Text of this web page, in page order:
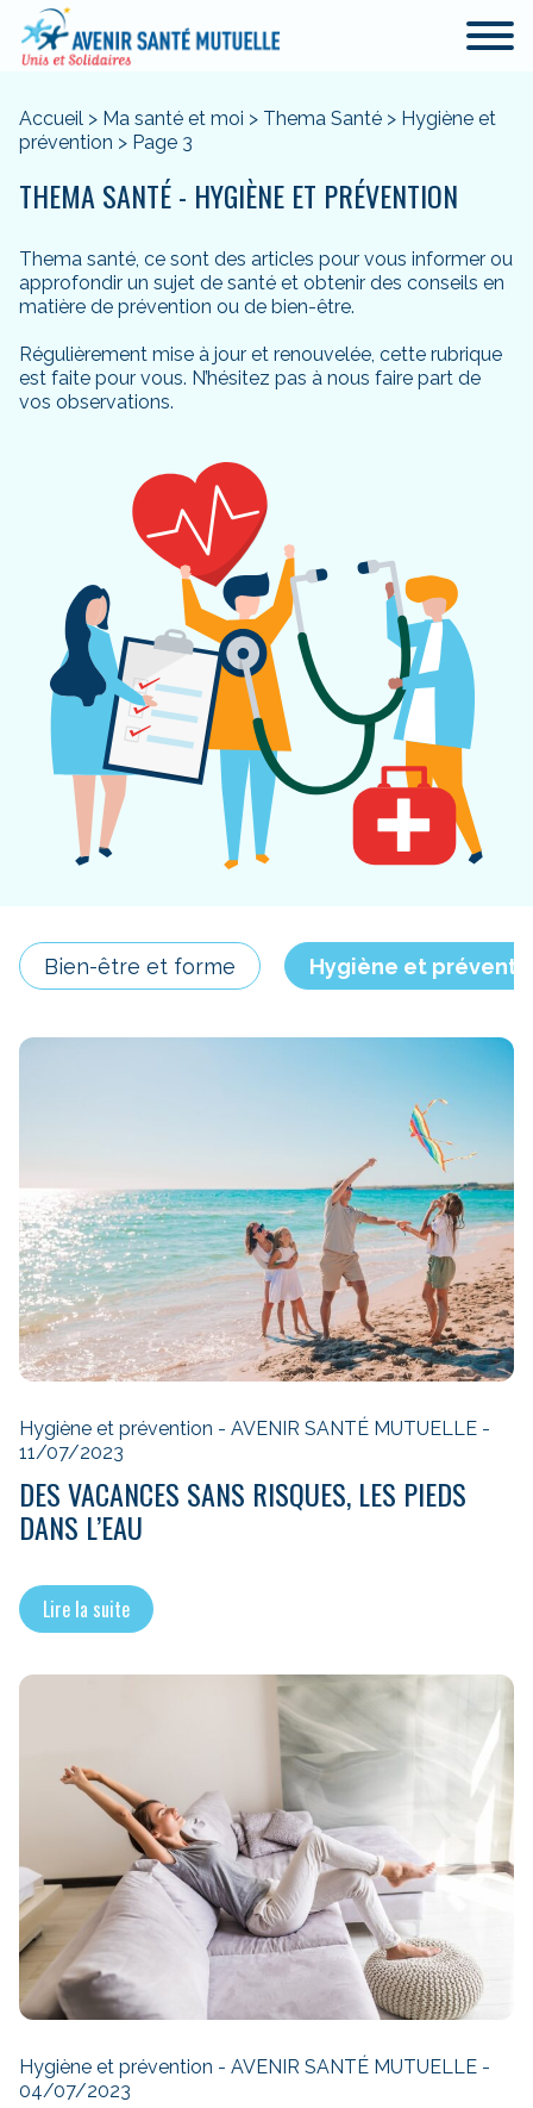
Accueil > Ma santé et moi > Thema Santé > Hygiène et
prévention > Page 3
THEMA SANTÉ - HYGIÈNE ET PRÉVENTION
Thema santé, ce sont des articles pour vous informer ou
approfondir un sujet de santé et obtenir des conseils en
matière de prévention ou de bien-être.
Régulièrement mise à jour et renouvelée, cette rubrique
est faite pour vous. N’hésitez pas à nous faire part de
vos observations.
Bien-être et forme Hygiène et
Hygiène et prévention - AVENIR SANTÉ MUTUELLE -
11/07/2023
DES VACANCES SANS RISQUES, LES PIEDS
DANS L’EAU
Lire la suite
Hygiène et prévention - AVENIR SANTÉ MUTUELLE -
04/07/2023